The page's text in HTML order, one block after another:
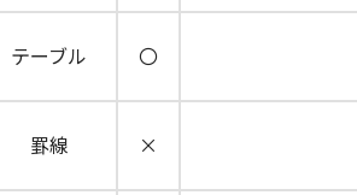
テーブル 〇
罫線 ×